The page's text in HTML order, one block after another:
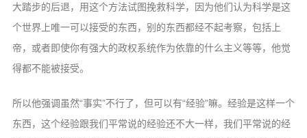
大踏步的后退，用这个方法试图挽救科学，因为他们认为科学是这
个世界上唯一可以接受的东西，别的东西都经不起考察，包括上
帝，或者即使你有强大的政权系统作为依靠的什么主义等等，他觉
得都不能被接受。
所以他强调虽然“事实”不行了，但可以有“经验”嘛。经验是这样一个
东西，这个经验跟我们平常说的经验还不大一样，我们平常说的经